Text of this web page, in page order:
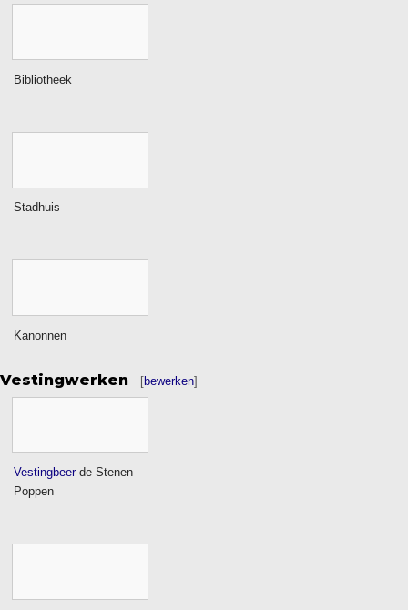
Bibliotheek
Stadhuis
Kanonnen
Vestingwerken [bewerken]
Vestingbeerde Stenen
Poppen